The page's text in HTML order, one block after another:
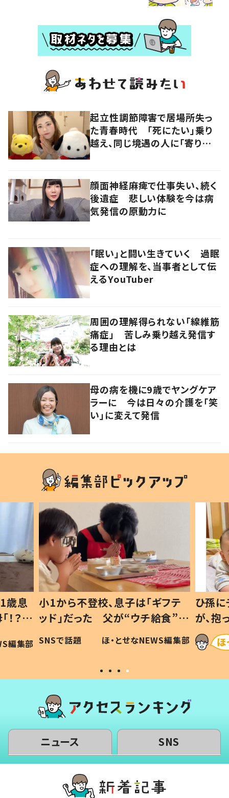
起立性調節障害で居場所失っ
た青春時代 「死にたい」乗り
越え、同じ境遇の人に「寄り添
顔面神経麻痺で仕事失い、続く
後遺症 悲しい体験を今は病
気発信の原動力に
「眠い」と闘い生きていく 過眠
症への理解を、当事者として伝
えるYouTuber
周囲の理解得られない「線維筋
痛症」 苦しみ乗り越え発信す
る理由とは
母の病を機に9歳でヤングケア
ラーに 今は日々の介護を「笑
い」に変えて発信
歳息
？」
編集部
小1から不登校、息子は「ギフテ
ッド」だった 父が“ウチ給食”を
作り続ける理由とは #令和の親
#令和の子
SNSで話題 ほ・とせなNEWS編集部
ひ孫
が、
「涙が
い」
ニュース SNS